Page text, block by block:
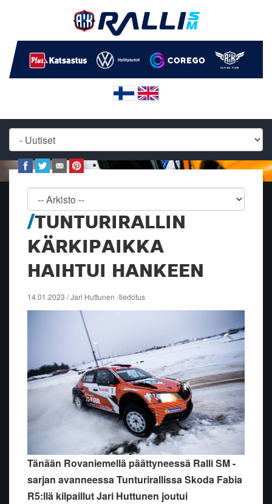
TUNTURIRALLIN
KÄRKIPAIKKA
HAIHTUI HANKEEN
14.01.2023 / Jari Huttunen -tiedotus
Tänään Rovaniemellä päättyneessä Ralli SM -
sarjan avanneessa Tunturirallissa Skoda Fabia
R5:llä kilpaillut Jari Huttunen joutui